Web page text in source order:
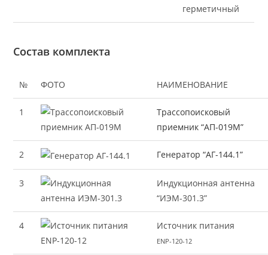
герметичный
Состав комплекта
№ ФОТО НАИМЕНОВАНИЕ
1
Трассопоисковый
приемник “АП-019М”
2 Генератор “АГ-144.1”
3
Индукционная антенна
“ИЭМ-301.3”
4 Источник питания
ENP-120-12